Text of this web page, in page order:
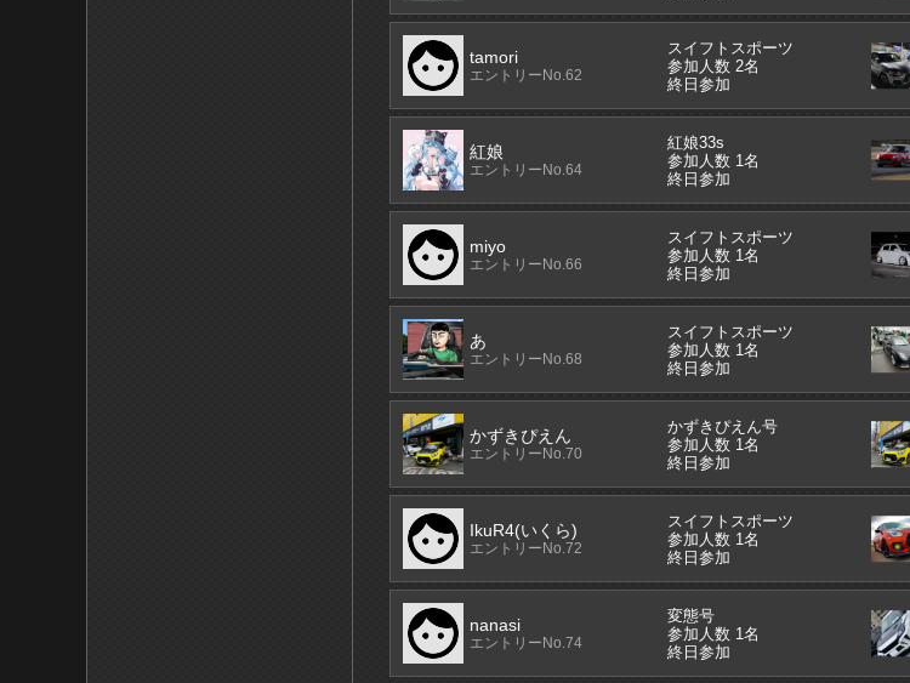
tamori
エントリーNo.62
スイフトスポーツ
参加人数 2名
終日参加
紅娘
エントリーNo.64
紅娘33s
参加人数 1名
終日参加
miyo
エントリーNo.66
スイフトスポーツ
参加人数 1名
終日参加
あ
エントリーNo.68
スイフトスポーツ
参加人数 1名
終日参加
かずきぴえん
エントリーNo.70
かずきぴえん号
参加人数 1名
終日参加
IkuR4(いくら)
エントリーNo.72
スイフトスポーツ
参加人数 1名
終日参加
nanasi
エントリーNo.74
変態号
参加人数 1名
終日参加